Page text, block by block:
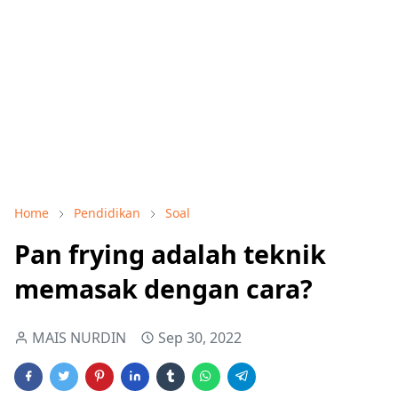
Home Pendidikan Soal
Pan frying adalah teknik
memasak dengan cara?
MAIS NURDIN Sep 30, 2022